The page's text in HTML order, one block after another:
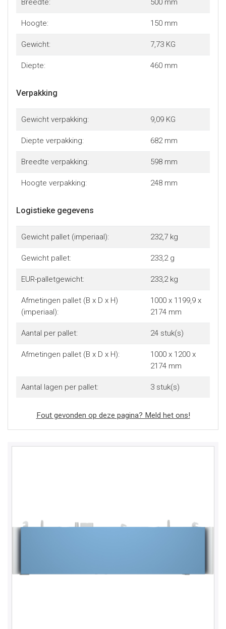
Breedte: 500 mm
Hoogte: 150 mm
Gewicht: 7,73 KG
Diepte: 460 mm
Verpakking
Gewicht verpakking: 9,09 KG
Diepte verpakking: 682 mm
Breedte verpakking: 598 mm
Hoogte verpakking: 248 mm
Logistieke gegevens
Gewicht pallet (imperiaal): 232,7 kg
Gewicht pallet: 233,2 g
EUR-palletgewicht: 233,2 kg
Afmetingen pallet (B x D x H)
(imperiaal):
1000 x 1199,9 x
2174 mm
Aantal per pallet: 24 stuk(s)
Afmetingen pallet (B x D x H):
1000 x 1200 x
2174 mm
Aantal lagen per pallet: 3 stuk(s)
Fout gevonden op deze pagina? Meld het ons!